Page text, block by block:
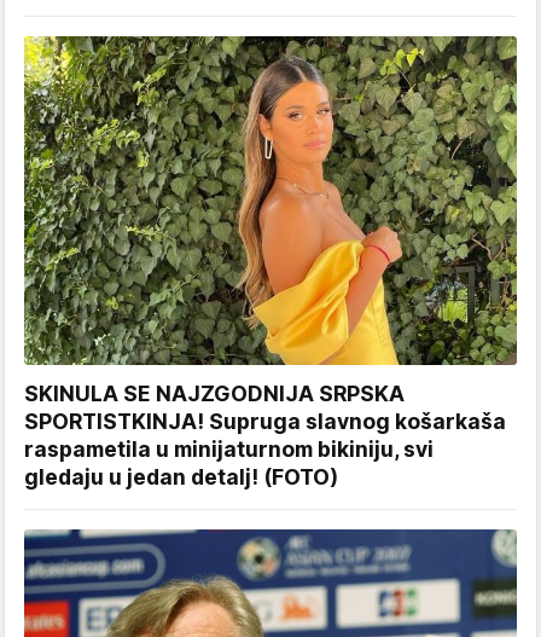
SKINULA SE NAJZGODNIJA SRPSKA
SPORTISTKINJA! Supruga slavnog košarkaša
raspametila u minijaturnom bikiniju, svi
gledaju u jedan detalj! (FOTO)